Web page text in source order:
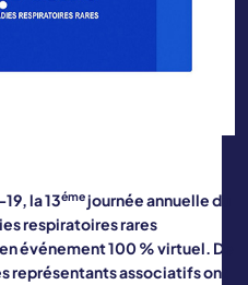
la 13émejournée annuelle du
respiratoires rares
événement 100 % virtuel. De
représentants associatifs ont